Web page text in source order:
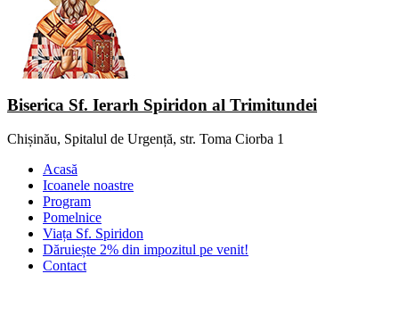
Biserica Sf. Ierarh Spiridon al Trimitundei
Chișinău, Spitalul de Urgență, str. Toma Ciorba 1
Acasă
Icoanele noastre
Program
Pomelnice
Viața Sf. Spiridon
Dăruiește 2% din impozitul pe venit!
Contact